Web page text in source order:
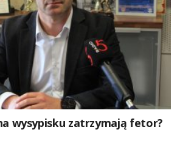
wysypisku zatrzymają fetor?